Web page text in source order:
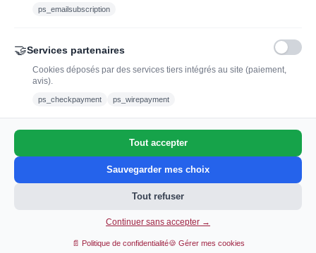
Ajouter au panier
ps_emailsubscription
🤝Services partenaires
Cookies déposés par des services tiers intégrés au site (paiement,
avis).
ps_checkpayment ps_wirepayment
Tout accepter
Sauvegarder mes choix
Tout refuser
Continuer sans accepter →
📄 Politique de confidentialité🍪 Gérer mes cookies